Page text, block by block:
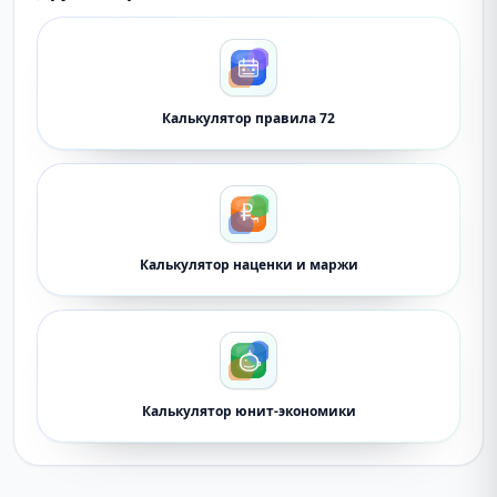
Калькулятор правила 72
Калькулятор наценки и маржи
Калькулятор юнит-экономики